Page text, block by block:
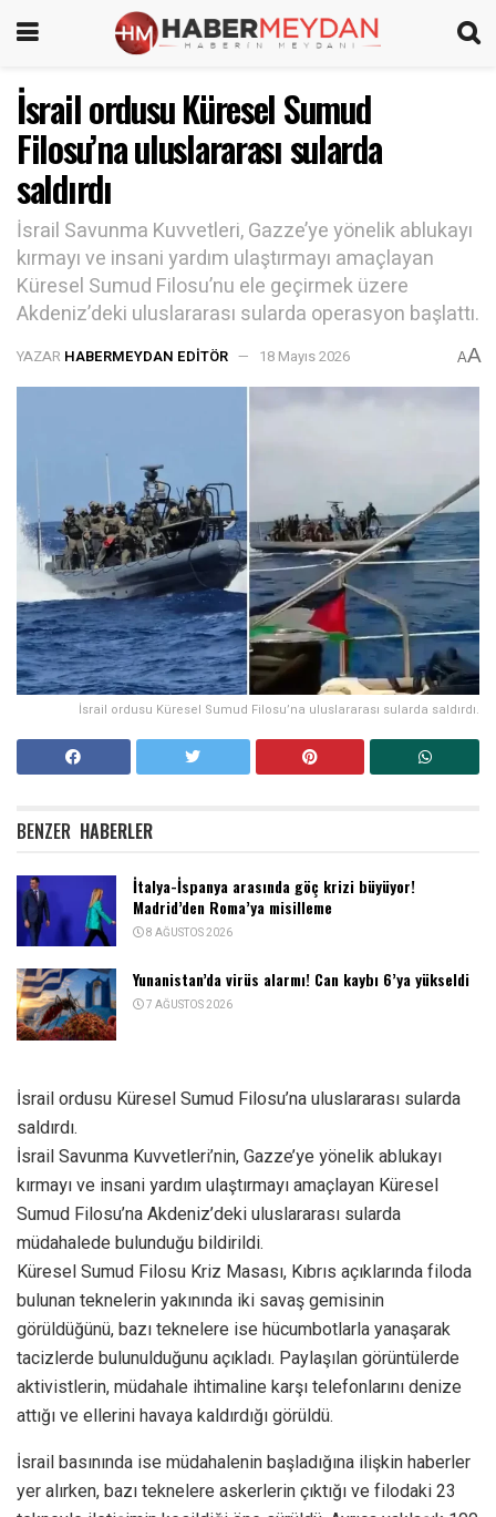
İsrail ordusu Küresel Sumud
Filosu’na uluslararası sularda
saldırdı
İsrail Savunma Kuvvetleri, Gazze’ye yönelik ablukayı
kırmayı ve insani yardım ulaştırmayı amaçlayan
Küresel Sumud Filosu’nu ele geçirmek üzere
Akdeniz’deki uluslararası sularda operasyon başlattı.
YAZAR HABERMEYDAN EDITÖR 18 Mayıs 2026 AA
İsrail ordusu Küresel Sumud Filosu’na uluslararası sularda saldırdı.
BENZER HABERLER
İtalya-İspanya arasında göç krizi büyüyor!
Madrid’den Roma’ya misilleme
8 AĞUSTOS 2026
Yunanistan’da virüs alarmı! Can kaybı 6’ya yükseldi
7 AĞUSTOS 2026
İsrail ordusu Küresel Sumud Filosu’na uluslararası sularda
saldırdı.
İsrail Savunma Kuvvetleri’nin, Gazze’ye yönelik ablukayı
kırmayı ve insani yardım ulaştırmayı amaçlayan Küresel
Sumud Filosu’na Akdeniz’deki uluslararası sularda
müdahalede bulunduğu bildirildi.
Küresel Sumud Filosu Kriz Masası, Kıbrıs açıklarında filoda
bulunan teknelerin yakınında iki savaş gemisinin
görüldüğünü, bazı teknelere ise hücumbotlarla yanaşarak
tacizlerde bulunulduğunu açıkladı. Paylaşılan görüntülerde
aktivistlerin, müdahale ihtimaline karşı telefonlarını denize
attığı ve ellerini havaya kaldırdığı görüldü.
İsrail basınında ise müdahalenin başladığına ilişkin haberler
yer alırken, bazı teknelere askerlerin çıktığı ve filodaki 23